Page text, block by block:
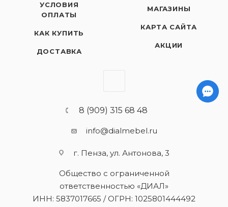
УСЛОВИЯ
ОПЛАТЫ
КАК КУПИТЬ
ДОСТАВКА
МАГАЗИНЫ
КАРТА САЙТА
АКЦИИ
8 (909) 315 68 48
info@dialmebel.ru
г. Пенза, ул. Антонова, 3
Общество с ограниченной
ответственностью «ДИАЛ»
ИНН: 5837017665 / ОГРН: 1025801444492